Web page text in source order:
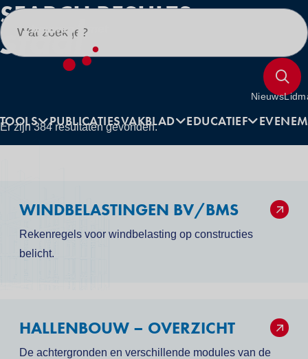
Utilities
Nieuws
TOOLS PUBLICATIESVAKBLAD EDUCATIEF
SEARCH RESULTS
Er zijn 384 resultaten gevonden.
WINDBELASTINGEN BV/BMS
Rekenregels voor windbelasting op constructies
belicht.
HALLENBOUW – OVERZICHT
De achtergronden en verschillende modules van de